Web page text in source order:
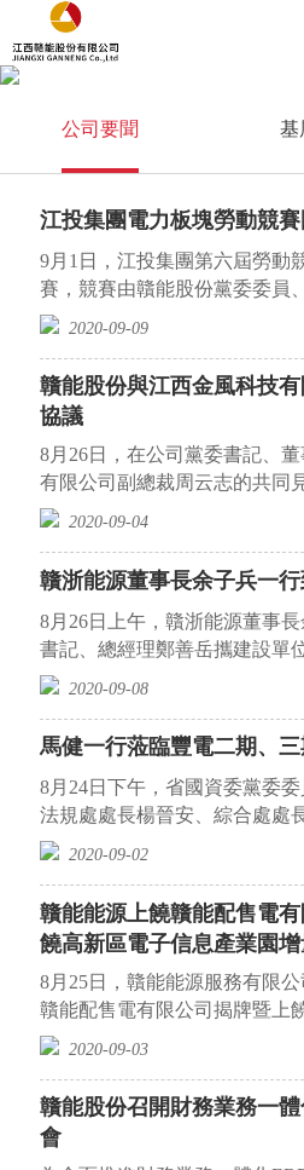
公司要聞 基
江投集團電力板塊勞動競
9月1日，江投集團第六屆勞動
賽，競賽由贛能股份黨委委員
張鴻主持，集團公司黨委委員
2020-09-09
贛能股份與江西金風科技
協議
8月26日，在公司黨委書記、
有限公司副總裁周云志的共同
金風科技有限公司在北京簽訂
2020-09-04
贛浙能源董事長余子兵一
8月26日上午，贛浙能源董事
書記、總經理鄭善岳攜建設單
參建單位代表一行13人，到豐
2020-09-08
馬健一行蒞臨豐電二期、
8月24日下午，省國資委黨委
法規處處長楊晉安、綜合處處
期、三期，就企業生產經營及
2020-09-02
贛能能源上饒贛能配售電
饒高新區電子信息產業園增
8月25日，贛能能源服務有限
贛能配售電有限公司揭牌暨上
增量配網項目簽約儀式在上饒
2020-09-03
贛能股份召開財務業務一
會